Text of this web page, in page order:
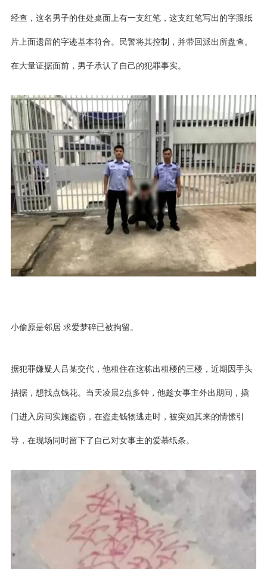
经查，这名男子的住处桌面上有一支红笔，这支红笔写出的字跟纸
片上面遗留的字迹基本符合。民警将其控制，并带回派出所盘查。
在大量证据面前，男子承认了自己的犯罪事实。
小偷原是邻居 求爱梦碎已被拘留。
据犯罪嫌疑人吕某交代，他租住在这栋出租楼的三楼，近期因手头
拮据，想找点钱花。当天凌晨2点多钟，他趁女事主外出期间，撬
门进入房间实施盗窃，在盗走钱物逃走时，被突如其来的情愫引
导，在现场同时留下了自己对女事主的爱慕纸条。